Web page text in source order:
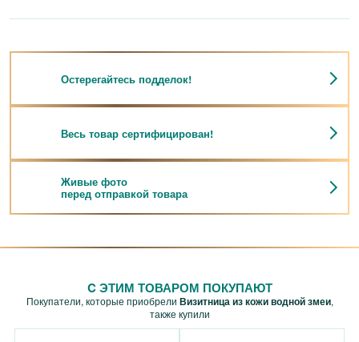
Остерегайтесь подделок!
Весь товар сертифицирован!
Живые фото
перед отправкой товара
C ЭТИМ ТОВАРОМ ПОКУПАЮТ
Покупатели, которые приобрели Визитница из кожи водной змеи,
также купили